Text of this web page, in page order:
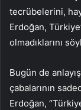
tecrübelerini,
Erdoğan,
olmadıklarını
Bugün de
çabalarının
Erdoğan,